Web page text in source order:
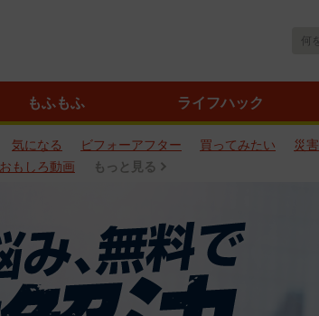
もふもふ ライフハック
気になる ビフォーアフター 買ってみたい 災害
おもしろ動画 もっと見る